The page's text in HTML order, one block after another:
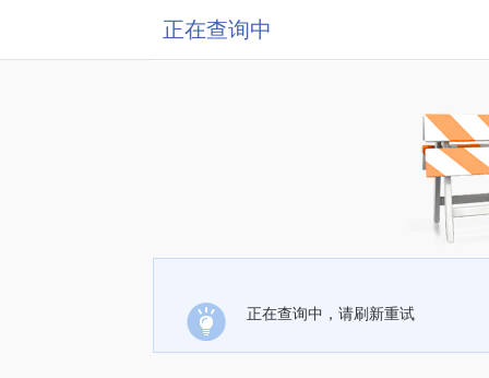
正在查询中
正在查询中，请刷新重试